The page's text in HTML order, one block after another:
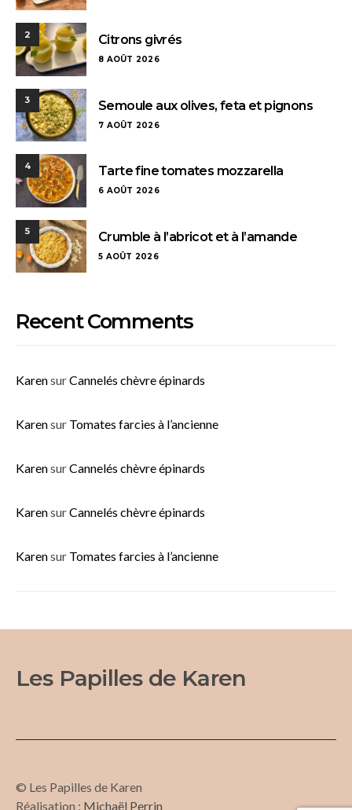
2 Citrons givrés
8 AOÛT 2026
3 Semoule aux olives, feta et pignons
7 AOÛT 2026
4 Tarte fine tomates mozzarella
6 AOÛT 2026
5 Crumble à l’abricot et à l’amande
5 AOÛT 2026
Recent Comments
KarensurCannelés chèvre épinards
Karensur Tomates farcies à l’ancienne
KarensurCannelés chèvre épinards
KarensurCannelés chèvre épinards
Karensur Tomates farcies à l’ancienne
Les Papilles de Karen
© Les Papilles de Karen
Réalisation : Michaël Perrin